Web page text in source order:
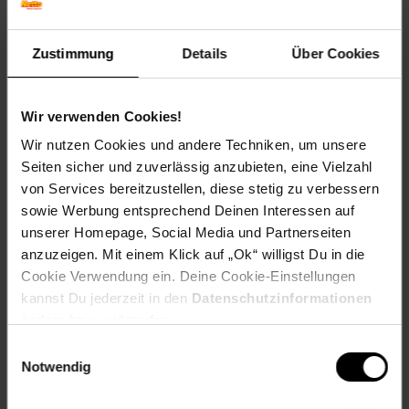
Zustimmung Details Über Cookies
Wir verwenden Cookies!
Wir nutzen Cookies und andere Techniken, um unsere
Seiten sicher und zuverlässig anzubieten, eine Vielzahl
von Services bereitzustellen, diese stetig zu verbessern
sowie Werbung entsprechend Deinen Interessen auf
unserer Homepage, Social Media und Partnerseiten
anzuzeigen. Mit einem Klick auf „Ok“ willigst Du in die
Cookie Verwendung ein. Deine Cookie-Einstellungen
kannst Du jederzeit in den Datenschutzinformationen
Notwendig
Herstellerinformationen
Fußzeile
Weitere Online-Angebote
Netto Reisen TV-Shop Weinwelt
Rezeptwelt Karriere